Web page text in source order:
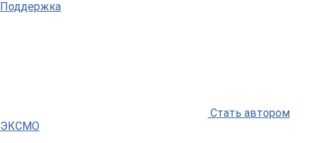
Поддержка
Стать автором
ЭКСМО